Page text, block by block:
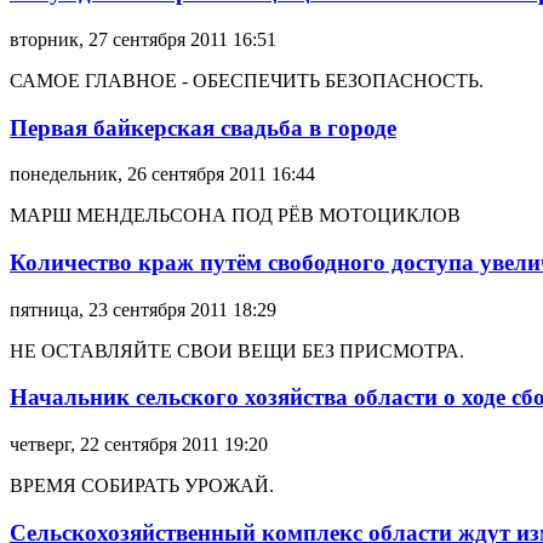
вторник, 27 сентября 2011 16:51
САМОЕ ГЛАВНОЕ - ОБЕСПЕЧИТЬ БЕЗОПАСНОСТЬ.
Первая байкерская свадьба в городе
понедельник, 26 сентября 2011 16:44
МАРШ МЕНДЕЛЬСОНА ПОД РЁВ МОТОЦИКЛОВ
Количество краж путём свободного доступа
пятница, 23 сентября 2011 18:29
НЕ ОСТАВЛЯЙТЕ СВОИ ВЕЩИ БЕЗ ПРИСМОТРА.
Начальник сельского хозяйства области о ходе
четверг, 22 сентября 2011 19:20
ВРЕМЯ СОБИРАТЬ УРОЖАЙ.
Сельскохозяйственный комплекс области ждут